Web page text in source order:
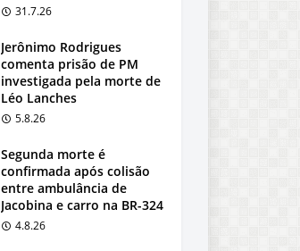
31.7.26
Jerônimo Rodrigues
comenta prisão de PM
investigada pela morte de
Léo Lanches
5.8.26
Segunda morte é
confirmada após colisão
entre ambulância de
Jacobina e carro na BR-324
4.8.26